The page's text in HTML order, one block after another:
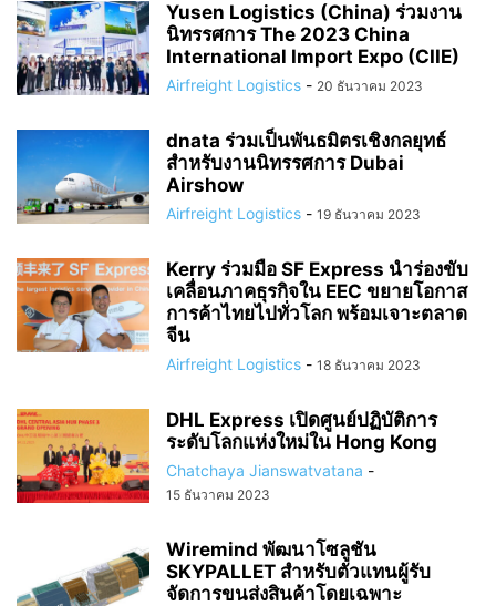
Yusen Logistics (China) ร่วมงาน
นิทรรศการ The 2023 China
International Import Expo (CIIE)
Airfreight Logistics - 20 ธันวาคม 2023
dnata ร่วมเป็นพันธมิตรเชิงกลยุทธ์
สำหรับงานนิทรรศการ Dubai
Airshow
Airfreight Logistics - 19 ธันวาคม 2023
Kerry ร่วมมือ SF Express นำร่องขับ
เคลื่อนภาคธุรกิจใน EEC ขยายโอกาส
การค้าไทยไปทั่วโลก พร้อมเจาะตลาด
จีน
Airfreight Logistics - 18 ธันวาคม 2023
DHL Express เปิดศูนย์ปฏิบัติการ
ระดับโลกแห่งใหม่ใน Hong Kong
Chatchaya Jianswatvatana -
15 ธันวาคม 2023
Wiremind พัฒนาโซลูชัน
SKYPALLET สำหรับตัวแทนผู้รับ
จัดการขนส่งสินค้าโดยเฉพาะ